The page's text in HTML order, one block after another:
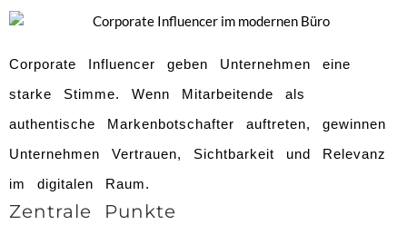
Corporate Influencer geben Unternehmen eine
starke Stimme. Wenn Mitarbeitende als
authentische Markenbotschafter auftreten, gewinnen
Unternehmen Vertrauen, Sichtbarkeit und Relevanz
im digitalen Raum.
Zentrale Punkte